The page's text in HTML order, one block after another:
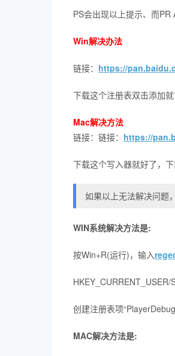
PS会出现以上提示、而
Win解决办法
链接： https://
下载这个注册表双击添加
Mac解决方法
链接：链接： https://
下载这个写入器就好了，
如果以上无法解决问题
WIN系统解决方法是:
按Win+R(运行)，输入
创建注册表项
MAC解决方法是: